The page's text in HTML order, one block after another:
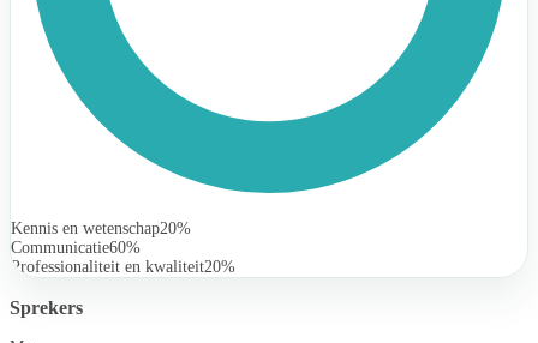
Kennis en wetenschap20%
Communicatie60%
Professionaliteit en kwaliteit20%
Sprekers